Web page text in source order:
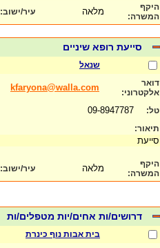
היקף
המשרה:
מלאה עיר/ישוב:
סייעת רופא שיניים
שנאל
דואר
אלקטרוני:
kfaryona@walla.com
טל:
תיאור:
סייעת
היקף
המשרה:
מלאה עיר/ישוב:
דרושים/ות אחים/יות מטפלים/ות
בית אבות נוף כינרת